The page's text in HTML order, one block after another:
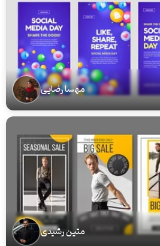
مهسا رضایی
متین رشیدی